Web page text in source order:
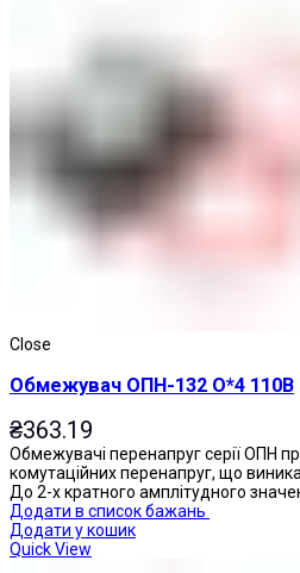
Реле проміжні
Close
Обмежувач ОПН-132 О*4 110В
₴363.19
Обмежувачі перенапруг серії ОПН
комутаційних перенапруг, що
До 2-х кратного амплітудного
Додати в список бажань
Додати у кошик
Quick View